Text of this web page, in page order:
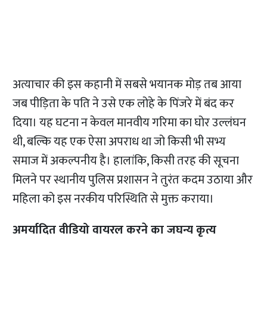
अत्याचार की इस कहानी में सबसे भयानक मोड़ तब आया
जब पीड़िता के पति ने उसे एक लोहे के पिंजरे में बंद कर
दिया। यह घटना न केवल मानवीय गरिमा का घोर उल्लंघन
थी, बल्कि यह एक ऐसा अपराध था जो किसी भी सभ्य
समाज में अकल्पनीय है। हालांकि, किसी तरह की सूचना
मिलने पर स्थानीय पुलिस प्रशासन ने तुरंत कदम उठाया और
महिला को इस नरकीय परिस्थिति से मुक्त कराया।
अमर्यादित वीडियो वायरल करने का जघन्य कृत्य